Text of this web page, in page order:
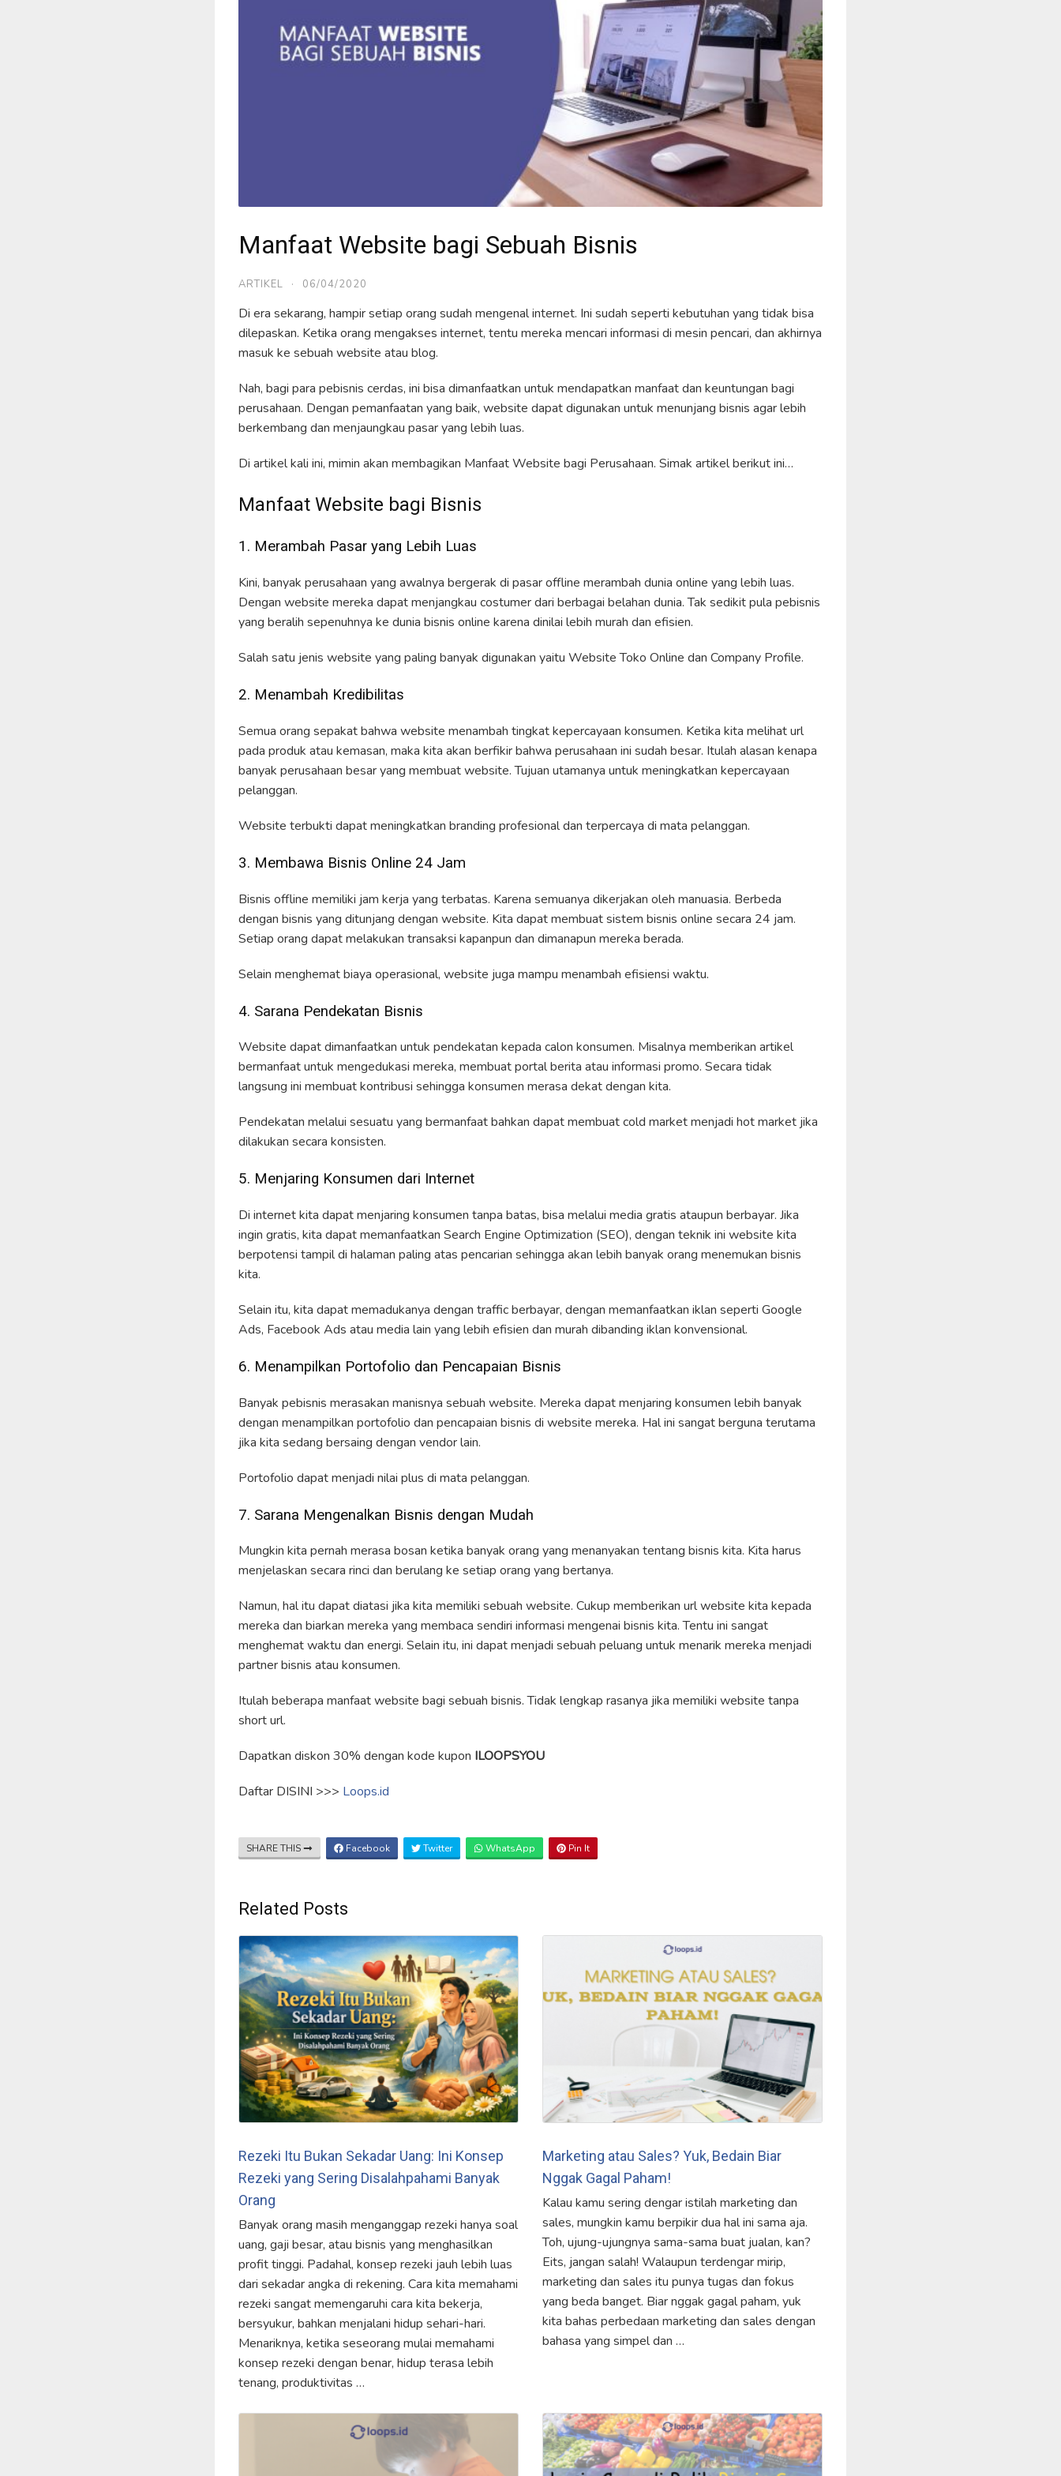
Manfaat Website bagi Sebuah Bisnis
ARTIKEL · 06/04/2020
Di era sekarang, hampir setiap orang sudah mengenal internet. Ini sudah seperti kebutuhan yang tidak bisa
dilepaskan. Ketika orang mengakses internet, tentu mereka mencari informasi di mesin pencari, dan akhirnya
masuk ke sebuah website atau blog.
Nah, bagi para pebisnis cerdas, ini bisa dimanfaatkan untuk mendapatkan manfaat dan keuntungan bagi
perusahaan. Dengan pemanfaatan yang baik, website dapat digunakan untuk menunjang bisnis agar lebih
berkembang dan menjaungkau pasar yang lebih luas.
Di artikel kali ini, mimin akan membagikan Manfaat Website bagi Perusahaan. Simak artikel berikut ini…
Manfaat Website bagi Bisnis
1. Merambah Pasar yang Lebih Luas
Kini, banyak perusahaan yang awalnya bergerak di pasar offline merambah dunia online yang lebih luas.
Dengan website mereka dapat menjangkau costumer dari berbagai belahan dunia. Tak sedikit pula pebisnis
yang beralih sepenuhnya ke dunia bisnis online karena dinilai lebih murah dan efisien.
Salah satu jenis website yang paling banyak digunakan yaitu Website Toko Online dan Company Profile.
2. Menambah Kredibilitas
Semua orang sepakat bahwa website menambah tingkat kepercayaan konsumen. Ketika kita melihat url
pada produk atau kemasan, maka kita akan berfikir bahwa perusahaan ini sudah besar. Itulah alasan kenapa
banyak perusahaan besar yang membuat website. Tujuan utamanya untuk meningkatkan kepercayaan
pelanggan.
Website terbukti dapat meningkatkan branding profesional dan terpercaya di mata pelanggan.
3. Membawa Bisnis Online 24 Jam
Bisnis offline memiliki jam kerja yang terbatas. Karena semuanya dikerjakan oleh manuasia. Berbeda
dengan bisnis yang ditunjang dengan website. Kita dapat membuat sistem bisnis online secara 24 jam.
Setiap orang dapat melakukan transaksi kapanpun dan dimanapun mereka berada.
Selain menghemat biaya operasional, website juga mampu menambah efisiensi waktu.
4. Sarana Pendekatan Bisnis
Website dapat dimanfaatkan untuk pendekatan kepada calon konsumen. Misalnya memberikan artikel
bermanfaat untuk mengedukasi mereka, membuat portal berita atau informasi promo. Secara tidak
langsung ini membuat kontribusi sehingga konsumen merasa dekat dengan kita.
Pendekatan melalui sesuatu yang bermanfaat bahkan dapat membuat cold market menjadi hot market jika
dilakukan secara konsisten.
5. Menjaring Konsumen dari Internet
Di internet kita dapat menjaring konsumen tanpa batas, bisa melalui media gratis ataupun berbayar. Jika
ingin gratis, kita dapat memanfaatkan Search Engine Optimization (SEO), dengan teknik ini website kita
berpotensi tampil di halaman paling atas pencarian sehingga akan lebih banyak orang menemukan bisnis
kita.
Selain itu, kita dapat memadukanya dengan traffic berbayar, dengan memanfaatkan iklan seperti Google
Ads, Facebook Ads atau media lain yang lebih efisien dan murah dibanding iklan konvensional.
6. Menampilkan Portofolio dan Pencapaian Bisnis
Banyak pebisnis merasakan manisnya sebuah website. Mereka dapat menjaring konsumen lebih banyak
dengan menampilkan portofolio dan pencapaian bisnis di website mereka. Hal ini sangat berguna terutama
jika kita sedang bersaing dengan vendor lain.
Portofolio dapat menjadi nilai plus di mata pelanggan.
7. Sarana Mengenalkan Bisnis dengan Mudah
Mungkin kita pernah merasa bosan ketika banyak orang yang menanyakan tentang bisnis kita. Kita harus
menjelaskan secara rinci dan berulang ke setiap orang yang bertanya.
Namun, hal itu dapat diatasi jika kita memiliki sebuah website. Cukup memberikan url website kita kepada
mereka dan biarkan mereka yang membaca sendiri informasi mengenai bisnis kita. Tentu ini sangat
menghemat waktu dan energi. Selain itu, ini dapat menjadi sebuah peluang untuk menarik mereka menjadi
partner bisnis atau konsumen.
Itulah beberapa manfaat website bagi sebuah bisnis. Tidak lengkap rasanya jika memiliki website tanpa
short url.
Dapatkan diskon 30% dengan kode kupon ILOOPSYOU
Daftar DISINI >>> Loops.id
SHARE THIS Facebook Twitter WhatsApp Pin It
Related Posts
Rezeki Itu Bukan Sekadar Uang: Ini Konsep
Rezeki yang Sering Disalahpahami Banyak
Orang
Banyak orang masih menganggap rezeki hanya soal
uang, gaji besar, atau bisnis yang menghasilkan
profit tinggi. Padahal, konsep rezeki jauh lebih luas
dari sekadar angka di rekening. Cara kita memahami
rezeki sangat memengaruhi cara kita bekerja,
bersyukur, bahkan menjalani hidup sehari-hari.
Menariknya, ketika seseorang mulai memahami
konsep rezeki dengan benar, hidup terasa lebih
tenang, produktivitas …
Marketing atau Sales? Yuk, Bedain Biar
Nggak Gagal Paham!
Kalau kamu sering dengar istilah marketing dan
sales, mungkin kamu berpikir dua hal ini sama aja.
Toh, ujung-ujungnya sama-sama buat jualan, kan?
Eits, jangan salah! Walaupun terdengar mirip,
marketing dan sales itu punya tugas dan fokus
yang beda banget. Biar nggak gagal paham, yuk
kita bahas perbedaan marketing dan sales dengan
bahasa yang simpel dan …